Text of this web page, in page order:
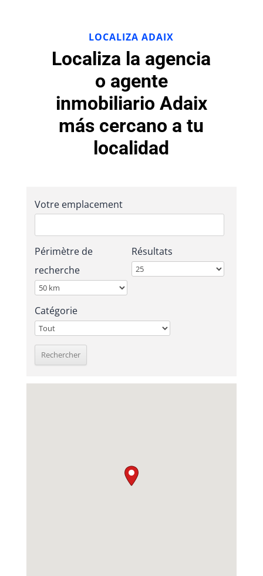
LOCALIZA ADAIX
Localiza la agencia
o agente
inmobiliario Adaix
más cercano a tu
localidad
Votre emplacement
Périmètre de
recherche
Résultats
Catégorie